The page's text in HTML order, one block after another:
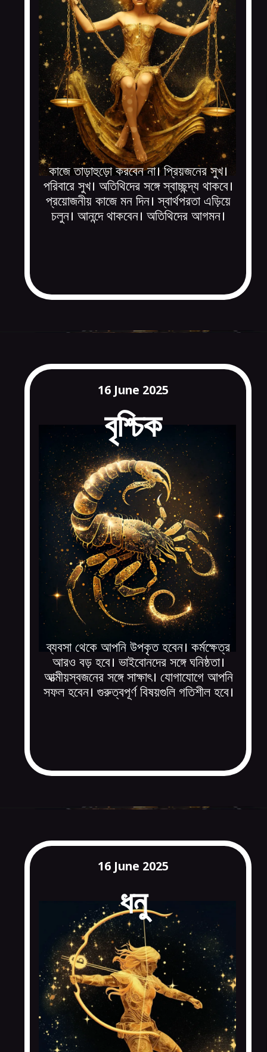
কাজে তাড়াহুড়ো করবেন না। প্রিয়জনের সুখ।
পরিবারে সুখ। অতিথিদের সঙ্গে স্বাচ্ছন্দ্য থাকবে।
প্রয়োজনীয় কাজে মন দিন। স্বার্থপরতা এড়িয়ে
চলুন। আনন্দে থাকবেন। অতিথিদের আগমন।
বৃশ্চিক
16 June 2025
ব্যবসা থেকে আপনি উপকৃত হবেন। কর্মক্ষেত্র
আরও বড় হবে। ভাইবোনদের সঙ্গে ঘনিষ্ঠতা।
আত্মীয়স্বজনের সঙ্গে সাক্ষাৎ। যোগাযোগে আপনি
সফল হবেন। গুরুত্বপূর্ণ বিষয়গুলি গতিশীল হবে।
ধনু
16 June 2025